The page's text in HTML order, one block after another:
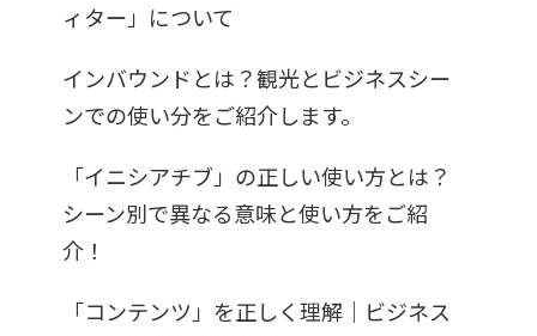
ィター」について
インバウンドとは？観光とビジネスシー
ンでの使い分をご紹介します。
「イニシアチブ」の正しい使い方とは？
シーン別で異なる意味と使い方をご紹
介！
「コンテンツ」を正しく理解｜ビジネス